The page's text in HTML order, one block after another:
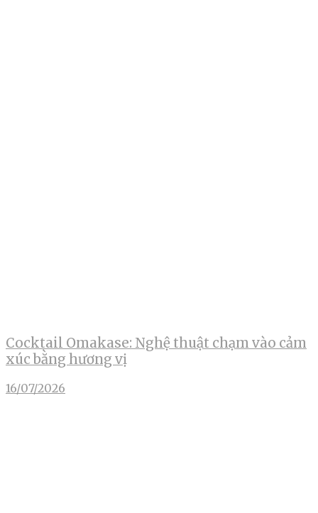
Cocktail Omakase: Nghệ thuật chạm vào cảm
xúc bằng hương vị
16/07/2026